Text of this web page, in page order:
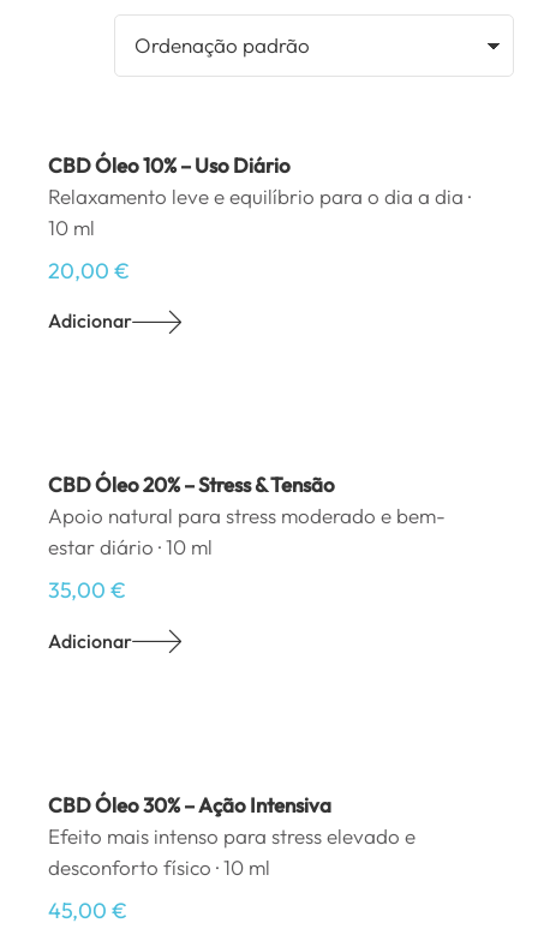
CBD Óleo 10% – Uso Diário
Relaxamento leve e equilíbrio para o dia a dia ·
10 ml
20,00 €
Adicionar
CBD Óleo 20% – Stress & Tensão
Apoio natural para stress moderado e bem-
estar diário · 10 ml
35,00 €
Adicionar
CBD Óleo 30% – Ação Intensiva
Efeito mais intenso para stress elevado e
desconforto físico · 10 ml
45,00 €